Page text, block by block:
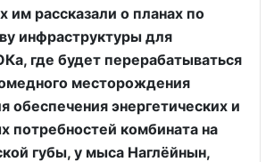
им рассказали о планах по
инфраструктуры для
где будет перерабатываться
месторождения
обеспечения энергетических и
потребностей комбината на
губы, у мыса Наглёйнын,